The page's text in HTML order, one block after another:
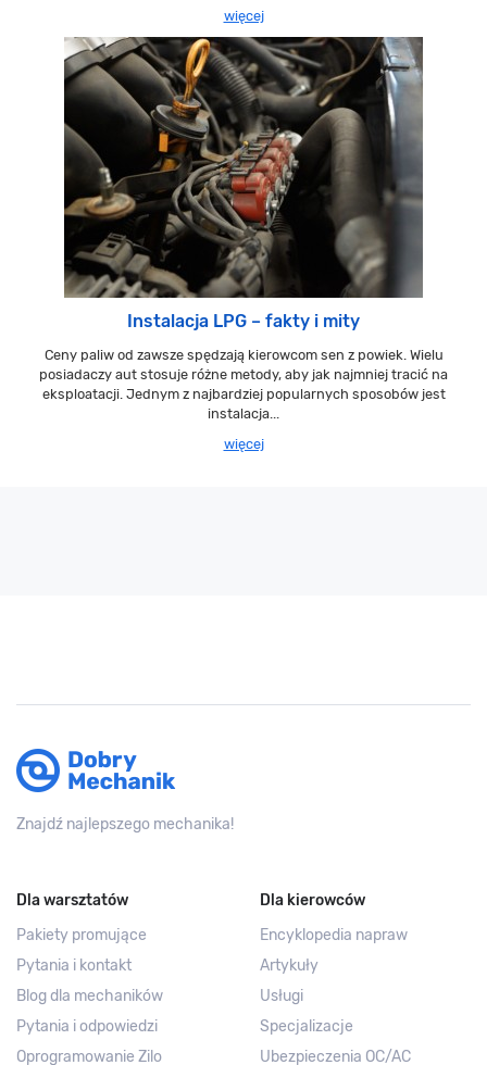
więcej
Instalacja LPG – fakty i mity
Ceny paliw od zawsze spędzają kierowcom sen z powiek. Wielu
posiadaczy aut stosuje różne metody, aby jak najmniej tracić na
eksploatacji. Jednym z najbardziej popularnych sposobów jest
instalacja...
więcej
Znajdź najlepszego mechanika!
Dla warsztatów
Pakiety promujące
Pytania i kontakt
Blog dla mechaników
Pytania i odpowiedzi
Oprogramowanie Zilo
Dla kierowców
Encyklopedia napraw
Artykuły
Usługi
Specjalizacje
Ubezpieczenia OC/AC